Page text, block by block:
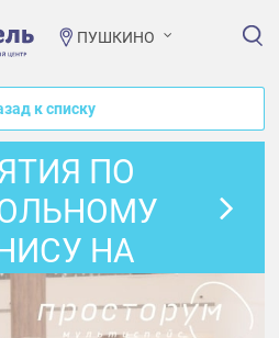
ПУШКИНО
к списку
ПО
НА